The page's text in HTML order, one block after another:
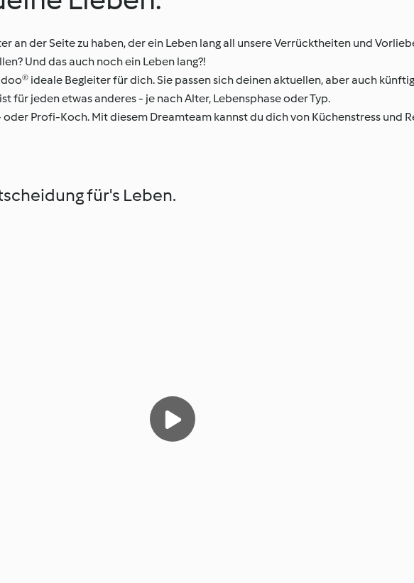
an der Seite zu haben, der ein Leben lang all unsere Verrücktheiten und
Und das auch noch ein Leben lang?!
ideale Begleiter für dich. Sie passen sich deinen aktuellen, aber auch
für jeden etwas anderes - je nach Alter, Lebensphase oder Typ.
Profi-Koch. Mit diesem Dreamteam kannst du dich von Küchenstress und
für's Leben.